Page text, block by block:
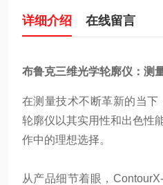
详细介绍 在线留言
布鲁克三维光学轮廓仪：测
在测量技术不断革新的当下
轮廓仪以其实用性和出色性
作中的理想选择。
从产品细节着眼，